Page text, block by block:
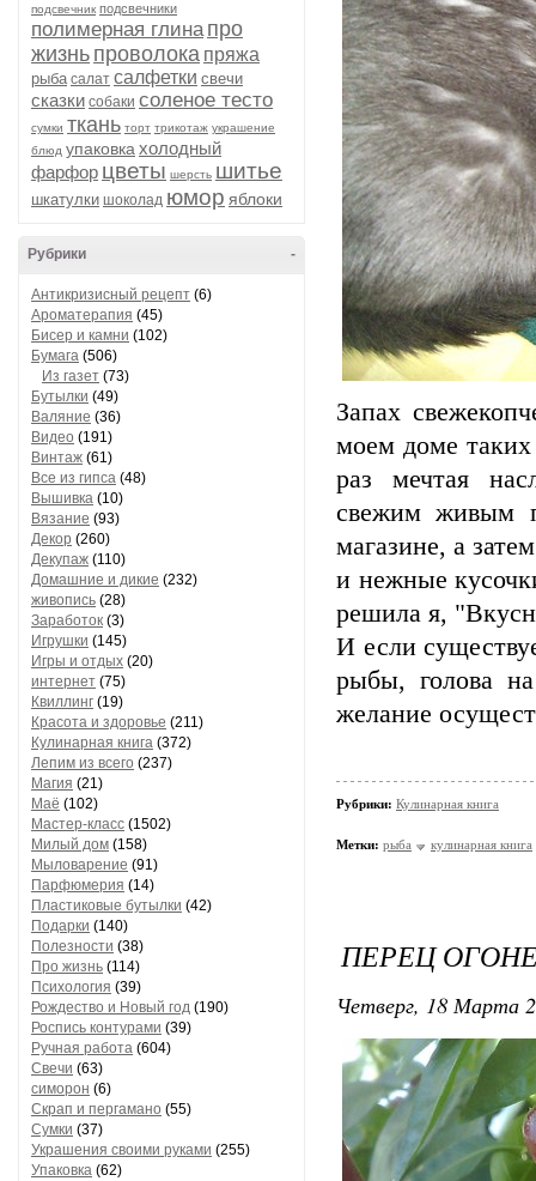
подсвечник подсвечники
полимерная глина про
жизнь проволока пряжа
рыба салат салфетки свечи
сказки собаки соленое тесто
сумки ткань торт трикотаж украшение
блюд упаковка холодный
фарфор цветы шерсть шитье
шкатулки шоколад юмор яблоки
-
Рубрики
Антикризисный рецепт (6)
Ароматерапия (45)
Бисер и камни (102)
Бумага (506)
Из газет (73)
Бутылки (49)
Валяние (36)
Видео (191)
Винтаж (61)
Все из гипса (48)
Вышивка (10)
Вязание (93)
Декор (260)
Декупаж (110)
Домашние и дикие (232)
живопись (28)
Заработок (3)
Игрушки (145)
Игры и отдых (20)
интернет (75)
Квиллинг (19)
Красота и здоровье (211)
Кулинарная книга (372)
Лепим из всего (237)
Магия (21)
Маё (102)
Мастер-класс (1502)
Милый дом (158)
Мыловарение (91)
Парфюмерия (14)
Пластиковые бутылки (42)
Подарки (140)
Полезности (38)
Про жизнь (114)
Психология (39)
Рождество и Новый год (190)
Роспись контурами (39)
Ручная работа (604)
Свечи (63)
симорон (6)
Скрап и пергамано (55)
Сумки (37)
Украшения своими руками (255)
Упаковка (62)
Запах
моем доме
раз мечтая
свежим живым
магазине, а
и нежные
решила я,
И если
рыбы, голова
желание
Рубрики: Кулинарная книга
Метки: рыба кулинарная книга
ПЕРЕЦ
Четверг, 18 Марта